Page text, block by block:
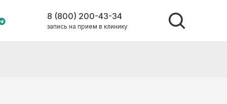
8 (800) 200-43-34
запись на прием в клинику